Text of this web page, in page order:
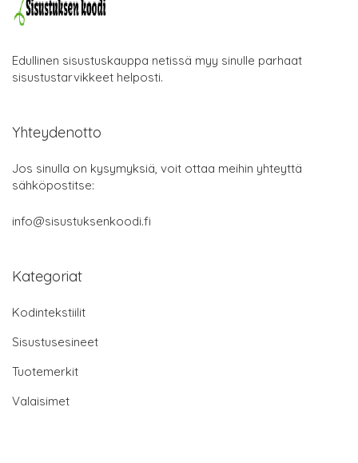
Edullinen sisustuskauppa netissä myy sinulle parhaat
sisustustarvikkeet helposti.
Yhteydenotto
Jos sinulla on kysymyksiä, voit ottaa meihin yhteyttä
sähköpostitse:
info@sisustuksenkoodi.fi
Kategoriat
Kodintekstiilit
Sisustusesineet
Tuotemerkit
Valaisimet